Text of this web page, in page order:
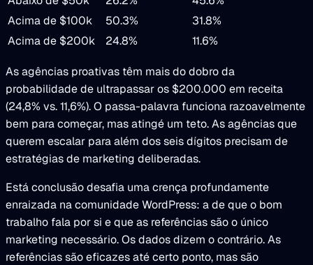
Acima de $100k
50.3%
31.8%
Acima de $200k
24.8% 11.6%
As agências proativas têm mais do dobro da
probabilidade de ultrapassar os $200.000 em receita
(24,8% vs. 11,6%). O passa-palavra funciona razoavelmente
bem para começar, mas atingé um teto. As agências que
querem escalar para além dos seis dígitos precisam de
estratégias de marketing deliberadas.
Está conclusão desafia uma crença profundamente
enraizada na comunidade WordPress: a de que o bom
trabalho fala por si e que as referências são o único
marketing necessário. Os dados dizem o contrário. As
referências são eficazes até certo ponto, mas são